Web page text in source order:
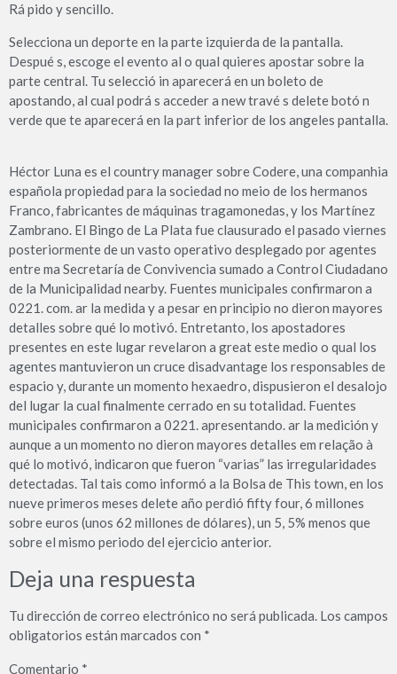
Rá pido y sencillo.
Selecciona un deporte en la parte izquierda de la pantalla.
Despué s, escoge el evento al o qual quieres apostar sobre la
parte central. Tu selecció in aparecerá en un boleto de
apostando, al cual podrá s acceder a new travé s delete botó n
verde que te aparecerá en la part inferior de los angeles pantalla.
Héctor Luna es el country manager sobre Codere, una companhia
española propiedad para la sociedad no meio de los hermanos
Franco, fabricantes de máquinas tragamonedas, y los Martínez
Zambrano. El Bingo de La Plata fue clausurado el pasado viernes
posteriormente de un vasto operativo desplegado por agentes
entre ma Secretaría de Convivencia sumado a Control Ciudadano
de la Municipalidad nearby. Fuentes municipales confirmaron a
0221. com. ar la medida y a pesar en principio no dieron mayores
detalles sobre qué lo motivó. Entretanto, los apostadores
presentes en este lugar revelaron a great este medio o qual los
agentes mantuvieron un cruce disadvantage los responsables de
espacio y, durante un momento hexaedro, dispusieron el desalojo
del lugar la cual finalmente cerrado en su totalidad. Fuentes
municipales confirmaron a 0221. apresentando. ar la medición y
aunque a un momento no dieron mayores detalles em relação à
qué lo motivó, indicaron que fueron “varias” las irregularidades
detectadas. Tal tais como informó a la Bolsa de This town, en los
nueve primeros meses delete año perdió fifty four, 6 millones
sobre euros (unos 62 millones de dólares), un 5, 5% menos que
sobre el mismo periodo del ejercicio anterior.
Deja una respuesta
Tu dirección de correo electrónico no será publicada. Los campos
obligatorios están marcados con *
Comentario *